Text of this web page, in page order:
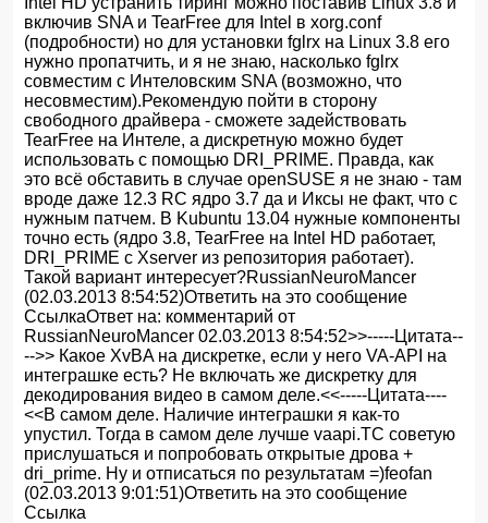
включив SNA и TearFree для Intel в xorg.conf
(подробности) но для установки fglrx на Linux 3.8 его
нужно пропатчить, и я не знаю, насколько fglrx
совместим с Интеловским SNA (возможно, что
несовместим).Рекомендую пойти в сторону
свободного драйвера - сможете задействовать
TearFree на Интеле, а дискретную можно будет
использовать с помощью DRI_PRIME. Правда, как
это всё обставить в случае openSUSE я не знаю - там
вроде даже 12.3 RC ядро 3.7 да и Иксы не факт, что с
нужным патчем. В Kubuntu 13.04 нужные компоненты
точно есть (ядро 3.8, TearFree на Intel HD работает,
DRI_PRIME с Xserver из репозитория работает).
Такой вариант интересует?RussianNeuroMancer
(02.03.2013 8:54:52)Ответить на это сообщение
СсылкаОтвет на: комментарий от
RussianNeuroMancer 02.03.2013 8:54:52>>-----Цитата--
-->> Какое XvBA на дискретке, если у него VA-API на
интеграшке есть? Не включать же дискретку для
декодирования видео в самом деле.<<-----Цитата----
<<В самом деле. Наличие интеграшки я как-то
упустил. Тогда в самом деле лучше vaapi.ТС советую
прислушаться и попробовать открытые дрова +
dri_prime. Ну и отписаться по результатам =)feofan
(02.03.2013 9:01:51)Ответить на это сообщение
Ссылка